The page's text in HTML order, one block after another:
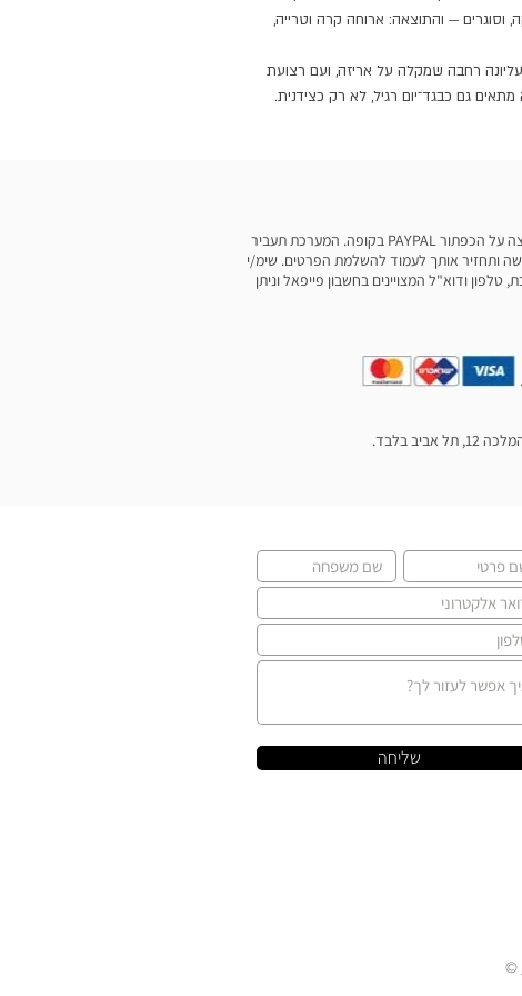
— והתוצאה: ארוחה קרה וטרייה,
עליונה רחבה שמקלה על אריזה, ועם רצועת
גם כבגד־יום רגיל, לא רק כצידנית.
ניתן לבצע תשלום דרך פייפאל בלחיצה על הכפתור PAYPAL בקופה. המערכת תעביר
ותחזיר אותך לעמוד להשלמת הפרטים. שימ/י
ודוא"ל המצויינים בחשבון פייפאל וניתן
בלבד.
שליחה
©